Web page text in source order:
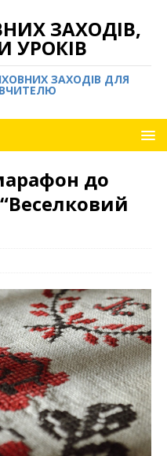
ЗАХОДІВ,
УРОКІВ
ЗАХОДІВ ДЛЯ
до